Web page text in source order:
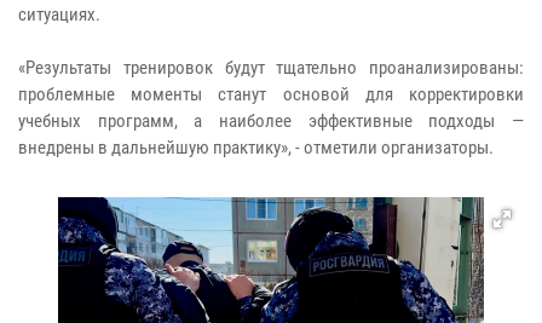
ситуациях.
«Результаты тренировок будут тщательно проанализированы:
проблемные моменты станут основой для корректировки
учебных программ, а наиболее эффективные подходы —
внедрены в дальнейшую практику», - отметили организаторы.